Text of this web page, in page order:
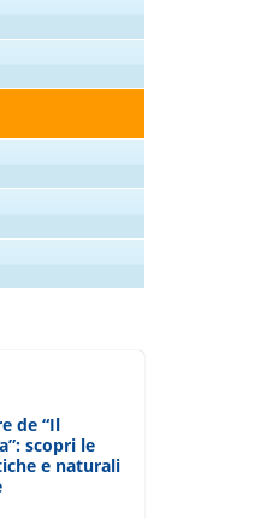
de “Il
scopri le
e naturali